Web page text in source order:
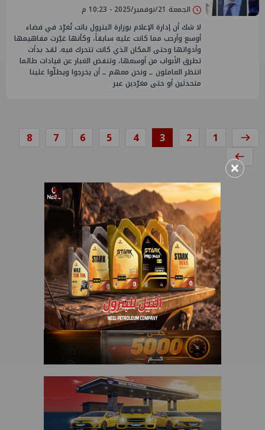
الجمعة 21/نوفمبر/2025 - 10:23 م
لا شك أن إدارة الإعلام بوزارة البترول باتت تُغرِّد في فضاء
أوسع وأرحب مما كانت عليه سابقاً، وكأنها غيّرت مفاهيمها
وأدواتها وحتى المكان الذي كانت تتحرك فيه. لقد بدأت
تطرق الأبواب من أوسعها، وتنفض الغبار عن قيادات طالما
انتظر العاملون ــ ونحن معهم ــ أن يخرجوا ويطلّوا علينا
متحدثين أو حتى مغرّدين عبر
1
2
3
4
5
6
7
8
×